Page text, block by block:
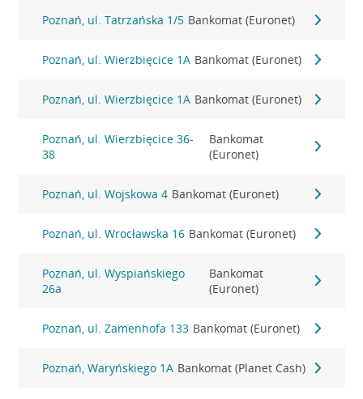
Poznań, ul. Tatrzańska 1/5 Bankomat (Euronet)
Poznań, ul. Wierzbięcice 1A Bankomat (Euronet)
Poznań, ul. Wierzbięcice 1A Bankomat (Euronet)
Poznań, ul. Wierzbięcice 36-
38
Bankomat
(Euronet)
Poznań, ul. Wojskowa 4 Bankomat (Euronet)
Poznań, ul. Wrocławska 16 Bankomat (Euronet)
Poznań, ul. Wyspiańskiego
26a
Bankomat
(Euronet)
Poznań, ul. Zamenhofa 133 Bankomat (Euronet)
Poznań, Waryńskiego 1A Bankomat (Planet Cash)